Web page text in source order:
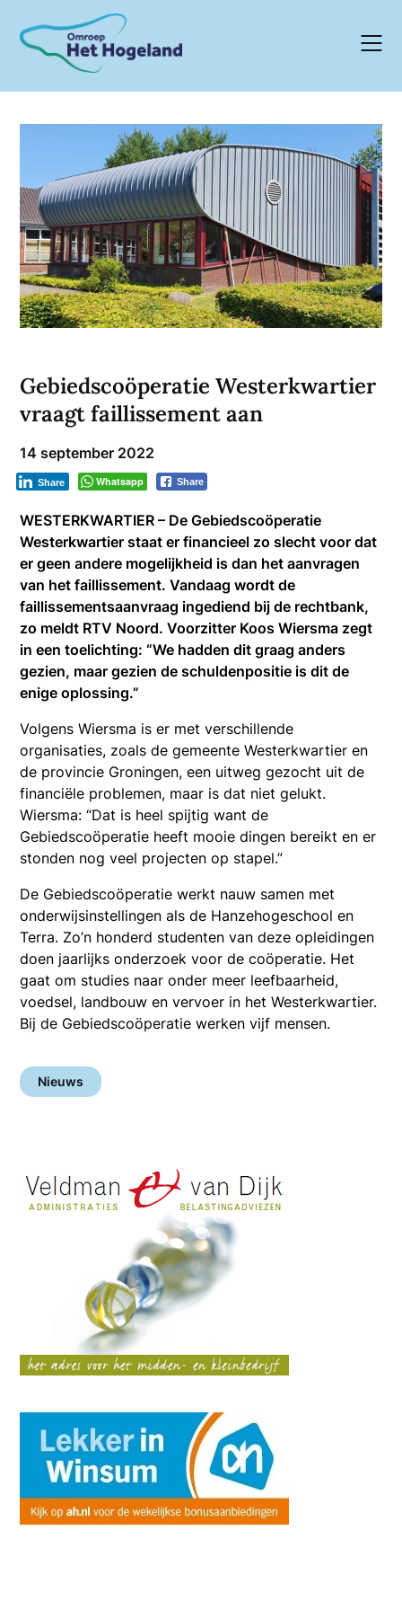
content
Gebiedscoöperatie Westerkwartier
vraagt faillissement aan
14 september 2022
Whatsapp Share
Share
WESTERKWARTIER – De Gebiedscoöperatie
Westerkwartier staat er financieel zo slecht voor dat
er geen andere mogelijkheid is dan het aanvragen
van het faillissement. Vandaag wordt de
faillissementsaanvraag ingediend bij de rechtbank,
zo meldt RTV Noord. Voorzitter Koos Wiersma zegt
in een toelichting: “We hadden dit graag anders
gezien, maar gezien de schuldenpositie is dit de
enige oplossing.”
Volgens Wiersma is er met verschillende
organisaties, zoals de gemeente Westerkwartier en
de provincie Groningen, een uitweg gezocht uit de
financiële problemen, maar is dat niet gelukt.
Wiersma: “Dat is heel spijtig want de
Gebiedscoöperatie heeft mooie dingen bereikt en er
stonden nog veel projecten op stapel.”
De Gebiedscoöperatie werkt nauw samen met
onderwijsinstellingen als de Hanzehogeschool en
Terra. Zo’n honderd studenten van deze opleidingen
doen jaarlijks onderzoek voor de coöperatie. Het
gaat om studies naar onder meer leefbaarheid,
voedsel, landbouw en vervoer in het Westerkwartier.
Bij de Gebiedscoöperatie werken vijf mensen.
Nieuws